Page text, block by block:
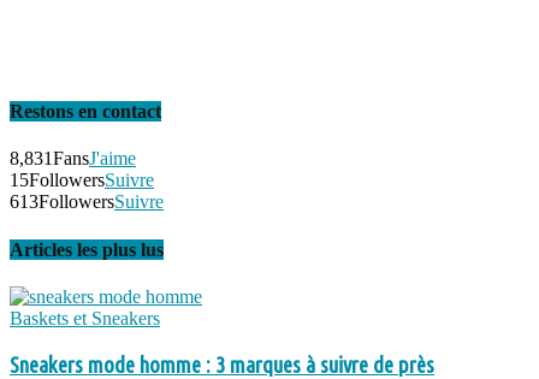
Restons en contact
8,831FansJ'aime
15FollowersSuivre
613FollowersSuivre
Articles les plus lus
Baskets et Sneakers
Sneakers mode homme : 3 marques à suivre de près